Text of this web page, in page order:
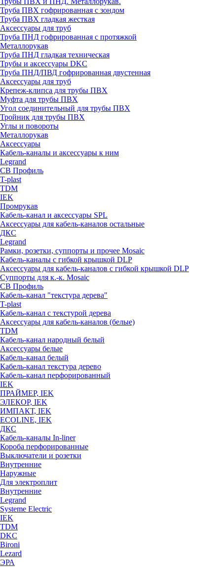
Труба ПВХ гофрированная с зондом
Труба ПВХ гладкая жесткая
Аксессуары для труб
Труба ПНД гофрированная с протяжкой
Металлорукав
Труба ПНД гладкая техническая
Трубы и аксессуары DKC
Труба ПНД/ПВД гофрированная двустенная
Аксессуары для труб
Крепеж-клипса для трубы ПВХ
Муфта для трубы ПВХ
Угол соединительный для трубы ПВХ
Тройник для трубы ПВХ
Углы и повороты
Металлорукав
Аксессуары
Кабель-каналы и аксессуары к ним
Legrand
СВ Профиль
T-plast
TDM
IEK
Промрукав
Кабель-канал и аксессуары SPL
Аксессуары для кабель-каналов остальные
ДКС
Legrand
Рамки, розетки, суппорты и прочее Mosaic
Кабель-каналы с гибкой крышкой DLP
Аксессуары для кабель-каналов с гибкой крышкой DLP
Суппорты для к.-к. Mosaic
СВ Профиль
Кабель-канал "текстура дерева"
T-plast
Кабель-канал с текстурой дерева
Аксессуары для кабель-каналов (белые)
TDM
Кабель-канал народный белый
Аксессуары белые
Кабель-канал белый
Кабель-канал текстура дерево
Кабель-канал перфорированный
IEK
ПРАЙМЕР, IEK
ЭЛЕКОР, IEK
ИМПАКТ, IEK
ECOLINE, IEK
ДКС
Кабель-каналы In-liner
Короба перфорированные
Выключатели и розетки
Внутренние
Наружные
Для электроплит
Внутренние
Legrand
Systeme Electric
IEK
TDM
DKC
Bironi
Lezard
ЭРА